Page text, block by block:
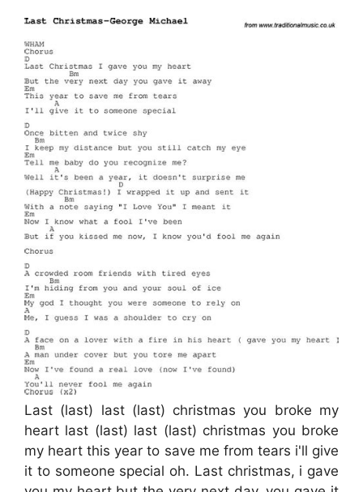
Last (last) last (last) christmas you broke my
heart last (last) last (last) christmas you broke
my heart this year to save me from tears i'll give
it to someone special oh. Last christmas, i gave